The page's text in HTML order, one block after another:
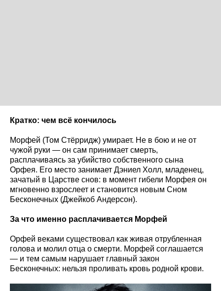
Кратко: чем всё кончилось
Морфей (Том Стёрридж) умирает. Не в бою и не от
чужой руки — он сам принимает смерть,
расплачиваясь за убийство собственного сына
Орфея. Его место занимает Дэниел Холл, младенец,
зачатый в Царстве снов: в момент гибели Морфея он
мгновенно взрослеет и становится новым Сном
Бесконечных (Джейкоб Андерсон).
За что именно расплачивается Морфей
Орфей веками существовал как живая отрубленная
голова и молил отца о смерти. Морфей соглашается
— и тем самым нарушает главный закон
Бесконечных: нельзя проливать кровь родной крови.